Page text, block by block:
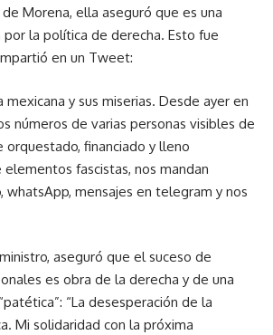
Morena, ella aseguró que es una
la política de derecha. Esto fue
en un Tweet:
mexicana y sus miserias. Desde ayer en
números de varias personas visibles de
orquestado, financiado y lleno
fascistas, nos mandan
whatsApp, mensajes en telegram y nos
aseguró que el suceso de
es obra de la derecha y de una
“La desesperación de la
Mi solidaridad con la próxima